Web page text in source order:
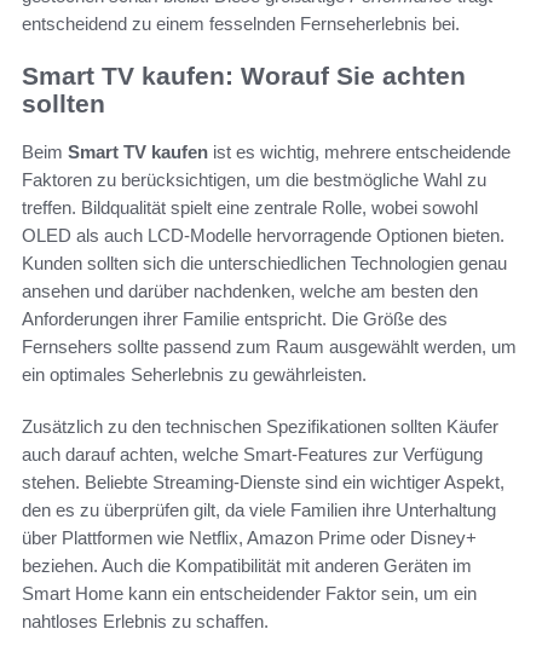
entscheidend zu einem fesselnden Fernseherlebnis bei.
Smart TV kaufen: Worauf Sie achten
sollten
Beim Smart TV kaufen ist es wichtig, mehrere entscheidende
Faktoren zu berücksichtigen, um die bestmögliche Wahl zu
treffen. Bildqualität spielt eine zentrale Rolle, wobei sowohl
OLED als auch LCD-Modelle hervorragende Optionen bieten.
Kunden sollten sich die unterschiedlichen Technologien genau
ansehen und darüber nachdenken, welche am besten den
Anforderungen ihrer Familie entspricht. Die Größe des
Fernsehers sollte passend zum Raum ausgewählt werden, um
ein optimales Seherlebnis zu gewährleisten.
Zusätzlich zu den technischen Spezifikationen sollten Käufer
auch darauf achten, welche Smart-Features zur Verfügung
stehen. Beliebte Streaming-Dienste sind ein wichtiger Aspekt,
den es zu überprüfen gilt, da viele Familien ihre Unterhaltung
über Plattformen wie Netflix, Amazon Prime oder Disney+
beziehen. Auch die Kompatibilität mit anderen Geräten im
Smart Home kann ein entscheidender Faktor sein, um ein
nahtloses Erlebnis zu schaffen.